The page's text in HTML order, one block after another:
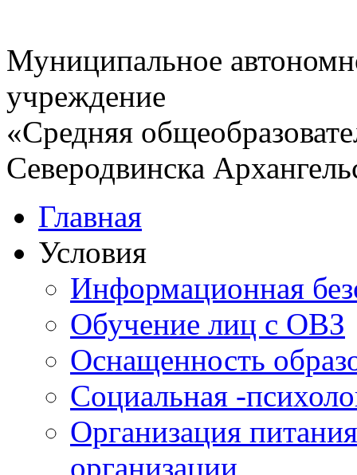
Муниципальное
учреждение
«Средняя
Северодвинска
Главная
Условия
Информационная
Обучение лиц с ОВЗ
Оснащенность
Социальная -
Организация
организации